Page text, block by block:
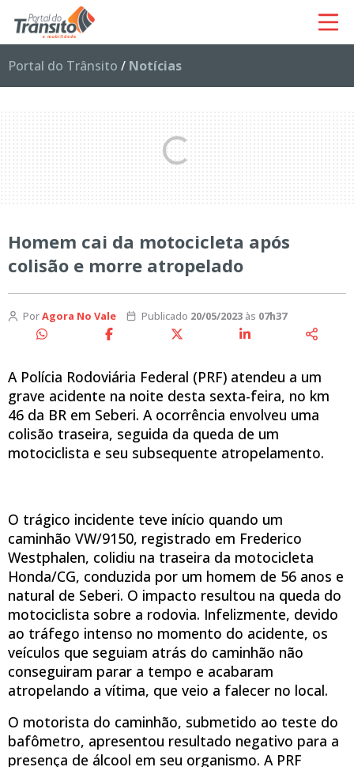
Portal do Trânsito / Notícias
Homem cai da motocicleta após
colisão e morre atropelado
PorAgora No Vale Publicado 20/05/2023às 07h37
A Polícia Rodoviária Federal (PRF) atendeu a um
grave acidente na noite desta sexta-feira, no km
46 da BR em Seberi. A ocorrência envolveu uma
colisão traseira, seguida da queda de um
motociclista e seu subsequente atropelamento.
O trágico incidente teve início quando um
caminhão VW/9150, registrado em Frederico
Westphalen, colidiu na traseira da motocicleta
Honda/CG, conduzida por um homem de 56 anos e
natural de Seberi. O impacto resultou na queda do
motociclista sobre a rodovia. Infelizmente, devido
ao tráfego intenso no momento do acidente, os
veículos que seguiam atrás do caminhão não
conseguiram parar a tempo e acabaram
atropelando a vítima, que veio a falecer no local.
O motorista do caminhão, submetido ao teste do
bafômetro, apresentou resultado negativo para a
presença de álcool em seu organismo. A PRF